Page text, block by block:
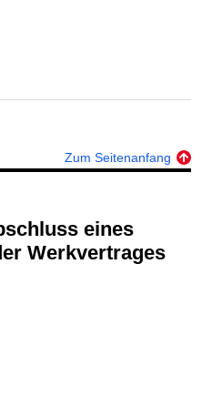
Zum Seitenanfang
Werkvertrages